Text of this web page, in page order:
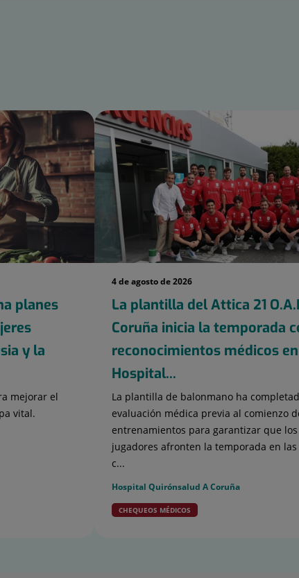
planes
y la
mejorar el
vital.
4 de agosto de 2026
La plantilla del Attica 21
Coruña inicia la temporada
reconocimientos médicos
Hospital...
La plantilla de balonmano ha
evaluación médica previa al comienzo
entrenamientos para garantizar que los
jugadores afronten la temporada en las
c...
Hospital Quirónsalud A Coruña
CHEQUEOS MÉDICOS